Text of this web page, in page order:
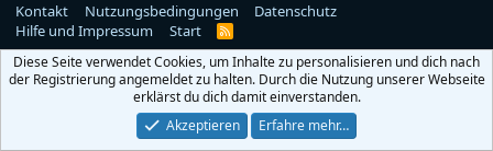
Kontakt
Nutzungsbedingungen
Datenschutz
Hilfe und Impressum
Start
R
S
Diese Seite verwendet Cookies, um Inhalte zu personalisieren und dich nach
der Registrierung angemeldet zu halten. Durch die Nutzung unserer Webseite
erklärst du dich damit einverstanden.
Akzeptieren
Erfahre mehr…